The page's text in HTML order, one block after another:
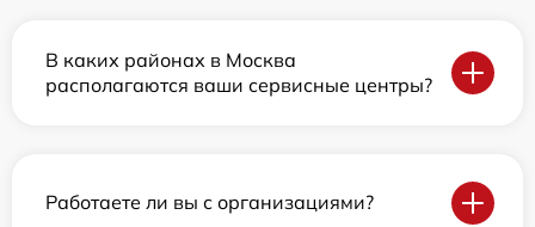
В каких районах в Москва
располагаются ваши сервисные центры?
Работаете ли вы с организациями?